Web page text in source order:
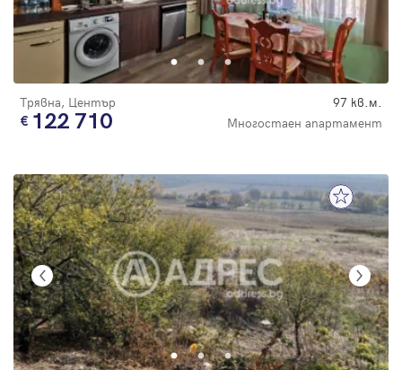
Трявна, Център 97 кв.м.
122 710 Многостаен апартамент